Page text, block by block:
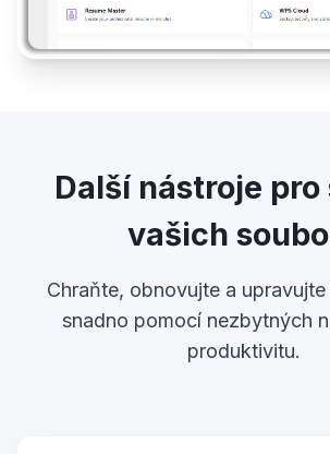
Další nástroje
vašich
Chraňte, obnovujte a
snadno pomocí nezbytných
produktivitu.